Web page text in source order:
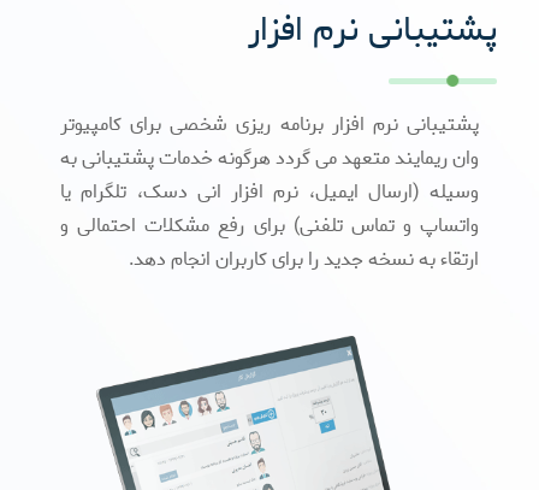
پشتیبانی نرم افزار
پشتیبانی نرم افزار برنامه ریزی شخصی برای کامپیوتر
وان ریمایند متعهد می گردد هرگونه خدمات پشتیبانی به
وسیله (ارسال ایمیل، نرم افزار انی دسک، تلگرام یا
واتساپ و تماس تلفنی) برای رفع مشکلات احتمالی و
ارتقاء به نسخه جدید را برای کاربران انجام دهد.